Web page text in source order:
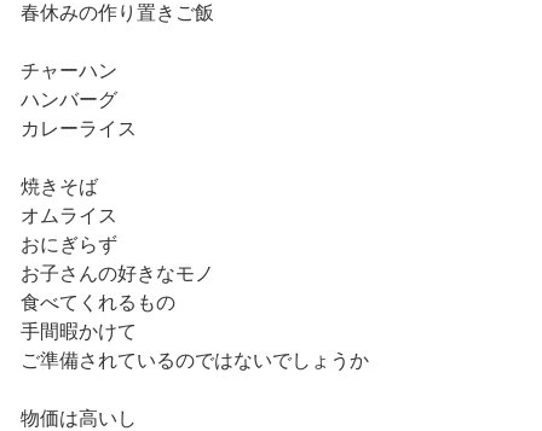
春休みの作り置きご飯
チャーハン
ハンバーグ
カレーライス
焼きそば
オムライス
おにぎらず
お子さんの好きなモノ
食べてくれるもの
手間暇かけて
ご準備されているのではないでしょうか
物価は高いし